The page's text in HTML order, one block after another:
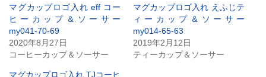
有
(新
し
い
ウ
ィ
ン
ド
で
リ
ッ
ク
く
だ
さ
(新
マグカップロゴ入れ eff コー
ヒーカップ＆ソーサー
my041-70-69
2020年8月27日
コーヒーカップ＆ソーサー
マグカップロゴ入れ えふじテ
ィーカップ＆ソーサー
my014-65-63
2019年2月12日
ティーカップ＆ソーサー
マグカップロゴ入れ TJコーヒ